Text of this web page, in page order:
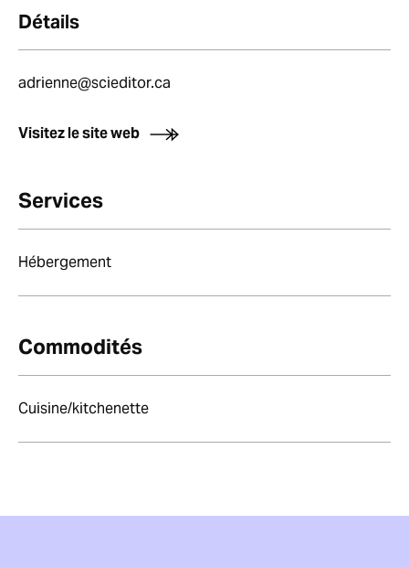
Détails
adrienne@scieditor.ca
Visitez le site web
Services
Hébergement
Commodités
Cuisine/kitchenette